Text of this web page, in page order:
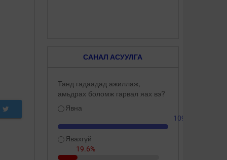
САНАЛ АСУУЛГА
Танд гадаадад ажиллаж,
амьдрах боломж гарвал яах вэ?
Явна
109.3%
Явахгүй
19.6%